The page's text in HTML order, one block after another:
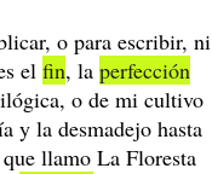
o para escribir, ni
el fin, la perfección
o de mi cultivo
y la desmadejo hasta
llamo La Floresta